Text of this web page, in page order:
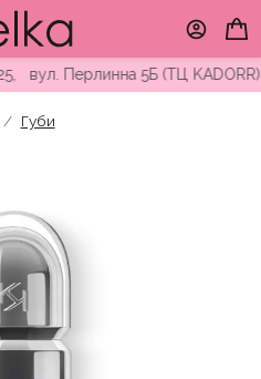
Перлинна 5Б (ТЦ KADORR) ∘
Губи